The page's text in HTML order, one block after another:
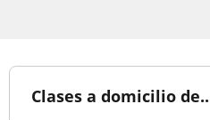
Clases a domicilio